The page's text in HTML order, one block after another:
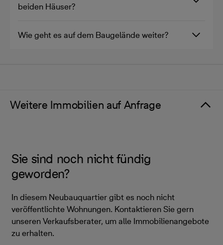
beiden Häuser?
Wie geht es auf dem Baugelände weiter?
Weitere Immobilien auf Anfrage
Sie sind noch nicht fündig
geworden?
In diesem Neubauquartier gibt es noch nicht
veröffentlichte Wohnungen. Kontaktieren Sie gern
unseren Verkaufsberater, um alle Immobilienangebote
zu erhalten.